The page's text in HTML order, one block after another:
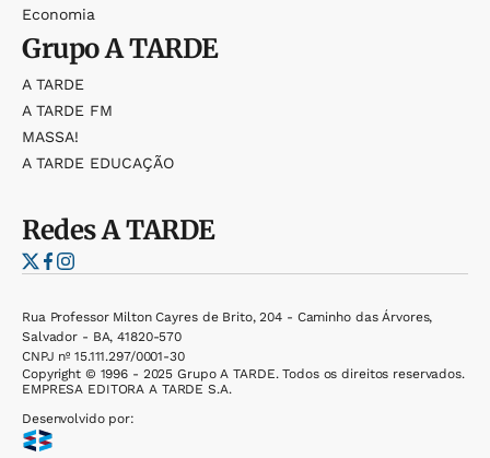
Economia
GrupoA TARDE
A TARDE
A TARDE FM
MASSA!
A TARDE EDUCAÇÃO
RedesA TARDE
Rua Professor Milton Cayres de Brito, 204 - Caminho das Árvores,
Salvador - BA, 41820-570
CNPJ nº 15.111.297/0001-30
Copyright © 1996 - 2025 Grupo A TARDE. Todos os direitos reservados.
EMPRESA EDITORA A TARDE S.A.
Desenvolvido por: